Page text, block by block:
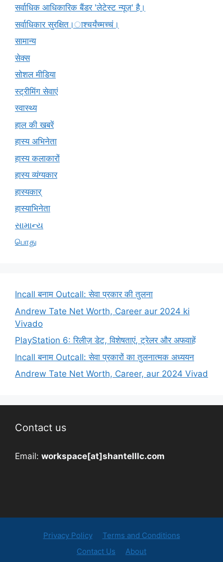
सर्वाधिक आधिकारिक बैंडर 'लेटेस्ट न्यूज़' है।
सर्वाधिकार सुरक्षित।ाश्चर्यंच्मच्चं।
सामान्य
सेक्स
सोशल मीडिया
स्ट्रीमिंग सेवाएं
स्वास्थ्य
हाल की खबरें
हास्य अभिनेता
हास्य कलाकारों
हास्य व्यंग्यकार
हास्यकार्
हास्याभिनेता
સામાન્ય
பொது
Incall बनाम Outcall: सेवा प्रकार की तुलना
Andrew Tate Net Worth, Career aur 2024 ki
Vivado
PlayStation 6: रिलीज़ डेट, विशेषताएं, ट्रेलर और अफवाहें
Incall बनाम Outcall: सेवा प्रकारों का तुलनात्मक अध्ययन
Andrew Tate Net Worth, Career, aur 2024 Vivad
Contact us
Email: workspace[at]shantelllc.com
Privacy Policy
Terms and Conditions
Contact Us
About